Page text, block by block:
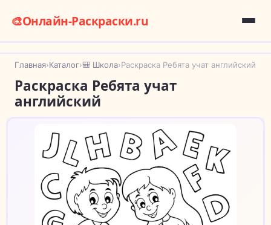
🎨Онлайн-Раскраски.ru
Главная›Каталог›🎒 Школа›Раскраска Ребята учат английский
Раскраска Ребята учат
английский